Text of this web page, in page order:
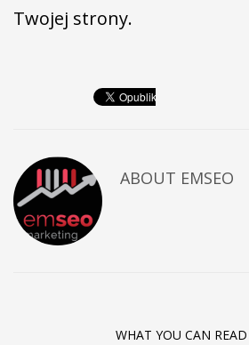
Twojej strony.
ABOUT EMSEO
WHAT YOU CAN